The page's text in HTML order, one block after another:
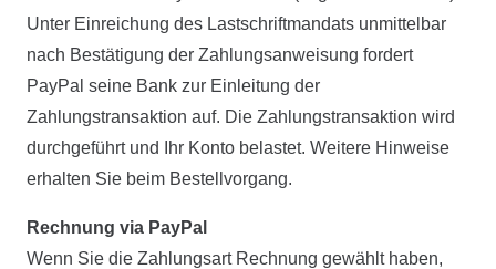
Unter Einreichung des Lastschriftmandats unmittelbar
nach Bestätigung der Zahlungsanweisung fordert
PayPal seine Bank zur Einleitung der
Zahlungstransaktion auf. Die Zahlungstransaktion wird
durchgeführt und Ihr Konto belastet. Weitere Hinweise
erhalten Sie beim Bestellvorgang.
Rechnung via PayPal
Wenn Sie die Zahlungsart Rechnung gewählt haben,